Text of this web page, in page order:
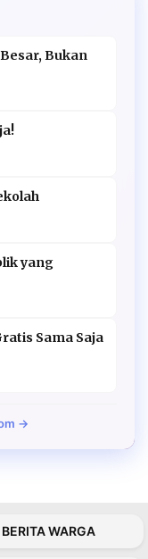
Bukan
yang
Sama Saja
→
BERITA WARGA